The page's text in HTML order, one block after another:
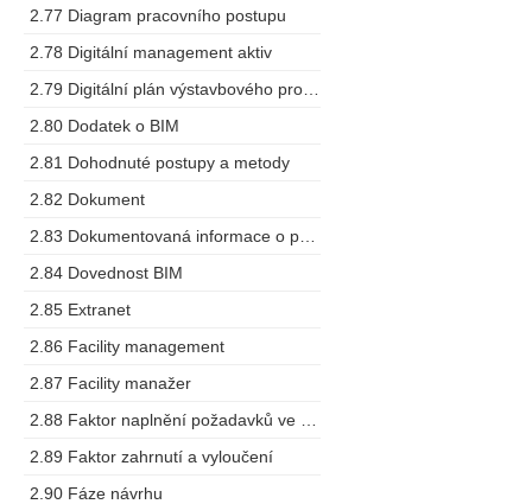
2.77 Diagram pracovního postupu
2.78 Digitální management aktiv
2.80 Dodatek o BIM
2.81 Dohodnuté postupy a metody
2.82 Dokument
2.84 Dovednost BIM
2.85 Extranet
2.86 Facility management
2.87 Facility manažer
2.89 Faktor zahrnutí a vyloučení
2.90 Fáze návrhu